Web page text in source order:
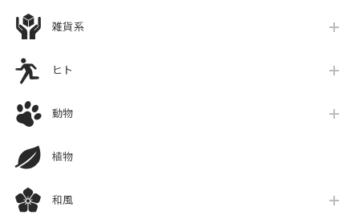
雑貨系
ヒト
動物
植物
和風